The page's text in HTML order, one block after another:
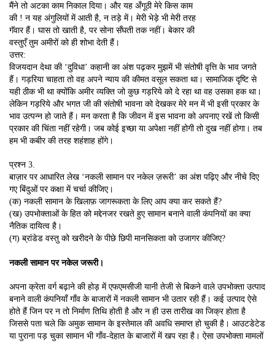
मैंने तो अटका काम निकाल दिया। और यह अँगूठी मेरे किस काम
की ! न यह अंगुलियों में आती है, न तड़े में। मेरी भेड़े भी मेरी तरह
गॅवार हैं। घास तो खाती है, पर सोना सँघती तक नहीं। बेकार की
वस्तुएँ तुम अमीरों को ही शोभा देती हैं।
उत्तर:
विजयदान देथा की ‘दुविधा’ कहानी का अंश पढ़कर मुझमें भी संतोषी वृत्ति के भाव जगते
हैं। गड़रिया चाहता तो वह अपने न्याय की कीमत वसूल सकता था। सामाजिक दृष्टि से
यही ठीक भी था क्योंकि अमीर व्यक्ति जो कुछ गड़रिये को दे रहा था वह उसका हक था।
लेकिन गड़रिये और भगत जी की संतोषी भावना को देखकर मेरे मन में भी इसी प्रकार के
भाव उत्पन्न हो जाते हैं। मन करता है कि जीवन में इस भावना को अपनाए रखें तो किसी
प्रकार की चिंता नहीं रहेगी। जब कोई इच्छा या अपेक्षा नहीं होगी तो दुख नहीं होगा। तब
हम भी कबीर की तरह शहंशाह होंगे।
प्रश्न 3.
बाज़ार पर आधारित लेख ‘नकली सामान पर नकेल ज़रूरी’ का अंश पढ़िए और नीचे दिए
गए बिंदुओं पर कक्षा में चर्चा कीजिए।
(क) नकली सामान के खिलाफ़ जागरूकता के लिए आप क्या कर सकते हैं?
(ख) उपभोक्ताओं के हित को मद्देनजर रखते हुए सामान बनाने वाली कंपनियों का क्या
नैतिक दायित्व है।
(ग) ब्रांडेड वस्तु को खरीदने के पीछे छिपी मानसिकता को उजागर कीजिए?
नकली सामान पर नकेल जरूरी।
अपना क्रेता वर्ग बढ़ाने की होड़ में एफएमसीजी यानी तेजी से बिकने वाले उपभोक्ता उत्पाद
बनाने वाली कंपनियाँ गाँव के बाजारों में नकली सामान भी उतार रही हैं। कई उत्पाद ऐसे
होते हैं जिन पर न तो निर्माण तिथि होती है और न ही उस तारीख का जिक्र होता है
जिससे पता चले कि अमुक सामान के इस्तेमाल की अवधि समाप्त हो चुकी है। आउटडेटेड
या पुराना पड़ चुका सामान भी गाँव-देहात के बाजारों में खप रहा है। ऐसा उपभोक्ता मामलों